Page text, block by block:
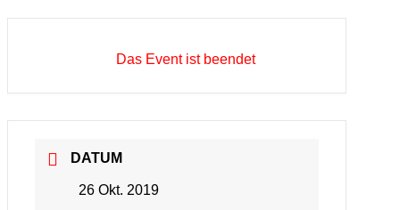
Das Event ist beendet
DATUM
26 Okt. 2019